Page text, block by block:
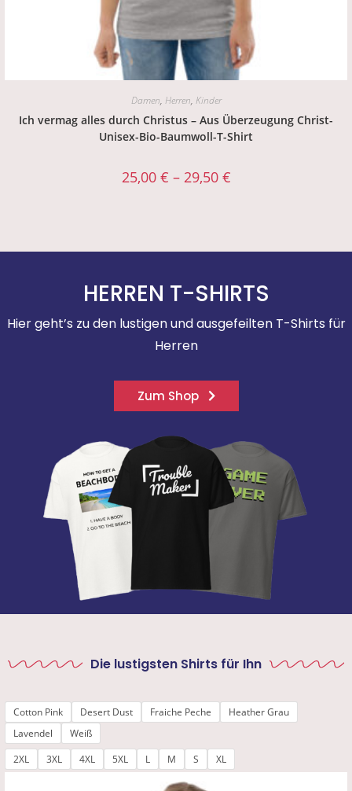
Damen, Herren, Kinder
Ich vermag alles durch Christus – Aus Überzeugung Christ-
Unisex-Bio-Baumwoll-T-Shirt
25,00 € – 29,50 €
HERREN T-SHIRTS
Hier geht’s zu den lustigen und ausgefeilten T-Shirts für
Herren
Zum Shop
Die lustigsten Shirts für Ihn
Cotton Pink Desert Dust Fraiche Peche
Heather Grau
Lavendel
Weiß
2XL
3XL 4XL 5XL L M S XL